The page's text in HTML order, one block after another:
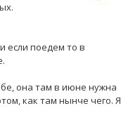
если поедем то в
она там в июне нужна
как там нынче чего. Я